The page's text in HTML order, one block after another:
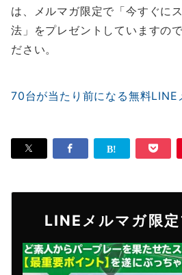
は、メルマガ限定で「今すぐに
法」をプレゼントしていますの
ださい。
70台が当たり前になる無料LINE
LINEメルマガ限定